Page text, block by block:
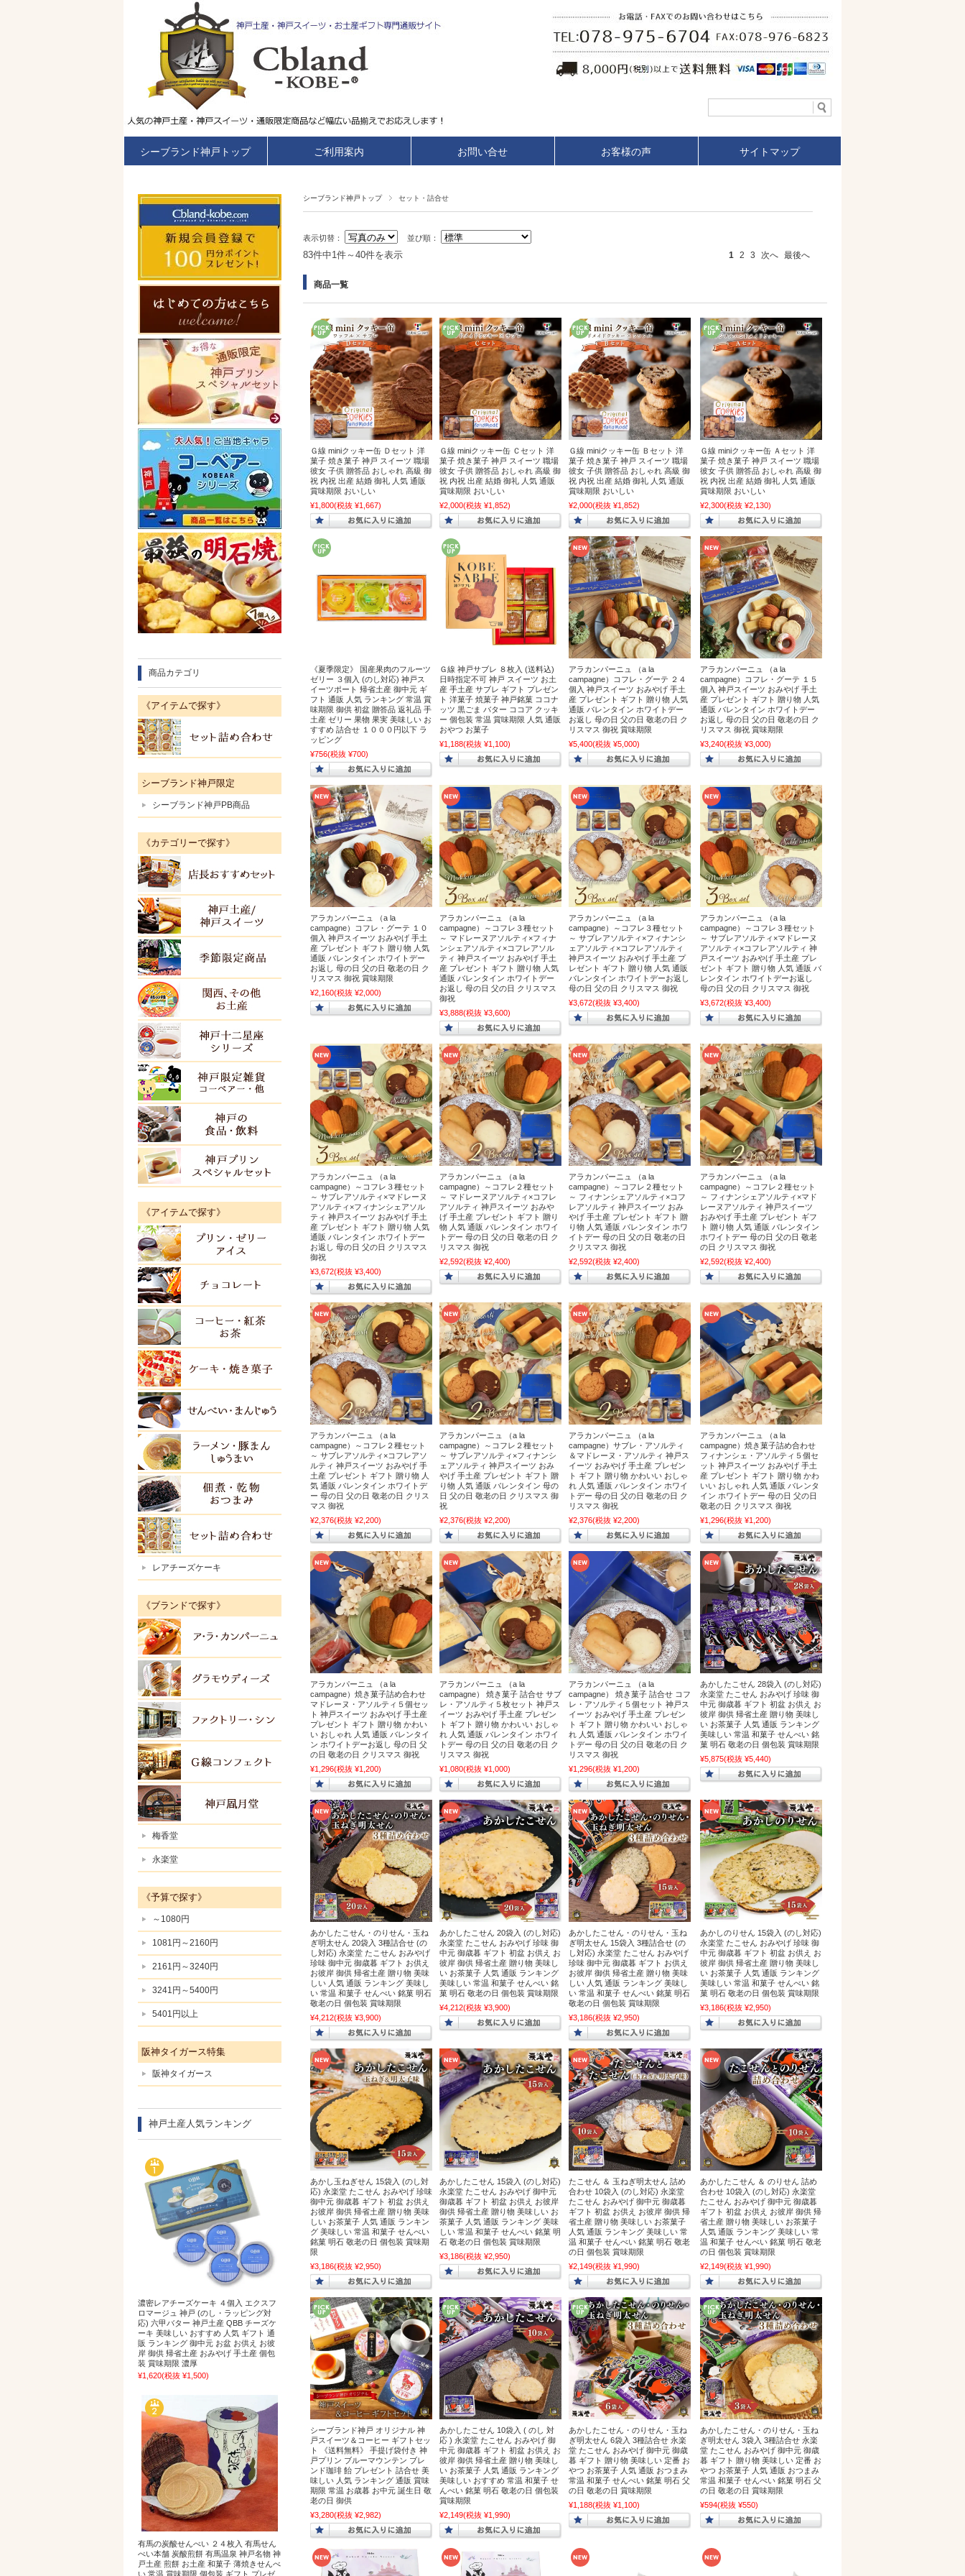
シーブランド神戸トップ ご利用案内 お問い合せ お客様の声 サイトマップ
シーブランド神戸トップ セット・詰合せ
表示切替： 並び順：
83件中1件～40件を表示 1 2 3 次へ 最後へ
商品一覧
Ｇ線 miniクッキー缶 Ｄセット 洋
菓子 焼き菓子 神戸 スイーツ 職場
彼女 子供 贈答品 おしゃれ 高級 御
祝 内祝 出産 結婚 御礼 人気 通販
賞味期限 おいしい
¥1,800(税抜 ¥1,667)
Ｇ線 miniクッキー缶 Ｃセット 洋
菓子 焼き菓子 神戸 スイーツ 職場
彼女 子供 贈答品 おしゃれ 高級 御
祝 内祝 出産 結婚 御礼 人気 通販
賞味期限 おいしい
¥2,000(税抜 ¥1,852)
Ｇ線 miniクッキー缶 Ｂセット 洋
菓子 焼き菓子 神戸 スイーツ 職場
彼女 子供 贈答品 おしゃれ 高級 御
祝 内祝 出産 結婚 御礼 人気 通販
賞味期限 おいしい
¥2,000(税抜 ¥1,852)
Ｇ線 miniクッキー缶 Ａセット 洋
菓子 焼き菓子 神戸 スイーツ 職場
彼女 子供 贈答品 おしゃれ 高級 御
祝 内祝 出産 結婚 御礼 人気 通販
賞味期限 おいしい
¥2,300(税抜 ¥2,130)
《夏季限定》 国産果肉のフルーツ
ゼリー ３個入 (のし対応) 神戸ス
イーツポート 帰省土産 御中元 ギ
フト 通販 人気 ランキング 常温 賞
味期限 御供 初盆 贈答品 返礼品 手
土産 ゼリー 果物 果実 美味しい お
すすめ 詰合せ １０００円以下 ラ
ッピング
¥756(税抜 ¥700)
Ｇ線 神戸サブレ ８枚入 (送料込)
日時指定不可 神戸 スイーツ お土
産 手土産 サブレ ギフト プレゼン
ト 洋菓子 焼菓子 神戸銘菓 ココナ
ッツ 黒ごま バター ココア クッキ
ー 個包装 常温 賞味期限 人気 通販
おやつ お菓子
¥1,188(税抜 ¥1,100)
アラカンパーニュ （a la
campagne）コフレ・グーテ ２４
個入 神戸スイーツ おみやげ 手土
産 プレゼント ギフト 贈り物 人気
通販 バレンタイン ホワイトデー
お返し 母の日 父の日 敬老の日 ク
リスマス 御祝 賞味期限
¥5,400(税抜 ¥5,000)
アラカンパーニュ （a la
campagne）コフレ・グーテ １５
個入 神戸スイーツ おみやげ 手土
産 プレゼント ギフト 贈り物 人気
通販 バレンタイン ホワイトデー
お返し 母の日 父の日 敬老の日 ク
リスマス 御祝 賞味期限
¥3,240(税抜 ¥3,000)
アラカンパーニュ （a la
campagne）コフレ・グーテ １０
個入 神戸スイーツ おみやげ 手土
産 プレゼント ギフト 贈り物 人気
通販 バレンタイン ホワイトデー
お返し 母の日 父の日 敬老の日 ク
リスマス 御祝 賞味期限
¥2,160(税抜 ¥2,000)
アラカンパーニュ （a la
campagne）～コフレ３種セット
～ マドレーヌアソルティ×フィナ
ンシェアソルティ×コフレアソル
ティ 神戸スイーツ おみやげ 手土
産 プレゼント ギフト 贈り物 人気
通販 バレンタイン ホワイトデー
お返し 母の日 父の日 クリスマス
御祝
¥3,888(税抜 ¥3,600)
アラカンパーニュ （a la
campagne）～コフレ３種セット
～ サブレアソルティ×フィナンシ
ェアソルティ×コフレアソルティ
神戸スイーツ おみやげ 手土産 プ
レゼント ギフト 贈り物 人気 通販
バレンタイン ホワイトデーお返し
母の日 父の日 クリスマス 御祝
¥3,672(税抜 ¥3,400)
アラカンパーニュ （a la
campagne）～コフレ３種セット
～ サブレアソルティ×マドレーヌ
アソルティ×コフレアソルティ 神
戸スイーツ おみやげ 手土産 プレ
ゼント ギフト 贈り物 人気 通販 バ
レンタイン ホワイトデーお返し
母の日 父の日 クリスマス 御祝
¥3,672(税抜 ¥3,400)
アラカンパーニュ （a la
campagne）～コフレ３種セット
～ サブレアソルティ×マドレーヌ
アソルティ×フィナンシェアソル
ティ 神戸スイーツ おみやげ 手土
産 プレゼント ギフト 贈り物 人気
通販 バレンタイン ホワイトデー
お返し 母の日 父の日 クリスマス
御祝
¥3,672(税抜 ¥3,400)
アラカンパーニュ （a la
campagne）～コフレ２種セット
～ マドレーヌアソルティ×コフレ
アソルティ 神戸スイーツ おみや
げ 手土産 プレゼント ギフト 贈り
物 人気 通販 バレンタイン ホワイ
トデー 母の日 父の日 敬老の日 ク
リスマス 御祝
¥2,592(税抜 ¥2,400)
アラカンパーニュ （a la
campagne）～コフレ２種セット
～ フィナンシェアソルティ×コフ
レアソルティ 神戸スイーツ おみ
やげ 手土産 プレゼント ギフト 贈
り物 人気 通販 バレンタイン ホワ
イトデー 母の日 父の日 敬老の日
クリスマス 御祝
¥2,592(税抜 ¥2,400)
アラカンパーニュ （a la
campagne）～コフレ２種セット
～ フィナンシェアソルティ×マド
レーヌアソルティ 神戸スイーツ
おみやげ 手土産 プレゼント ギフ
ト 贈り物 人気 通販 バレンタイン
ホワイトデー 母の日 父の日 敬老
の日 クリスマス 御祝
¥2,592(税抜 ¥2,400)
アラカンパーニュ （a la
campagne）～コフレ２種セット
～ サブレアソルティ×コフレアソ
ルティ 神戸スイーツ おみやげ 手
土産 プレゼント ギフト 贈り物 人
気 通販 バレンタイン ホワイトデ
ー 母の日 父の日 敬老の日 クリス
マス 御祝
¥2,376(税抜 ¥2,200)
アラカンパーニュ （a la
campagne）～コフレ２種セット
～ サブレアソルティ×フィナンシ
ェアソルティ 神戸スイーツ おみ
やげ 手土産 プレゼント ギフト 贈
り物 人気 通販 バレンタイン 母の
日 父の日 敬老の日 クリスマス 御
祝
¥2,376(税抜 ¥2,200)
アラカンパーニュ （a la
campagne）サブレ・アソルティ
＆マドレーヌ・アソルティ 神戸ス
イーツ おみやげ 手土産 プレゼン
ト ギフト 贈り物 かわいい おしゃ
れ 人気 通販 バレンタイン ホワイ
トデー 母の日 父の日 敬老の日 ク
リスマス 御祝
¥2,376(税抜 ¥2,200)
アラカンパーニュ （a la
campagne）焼き菓子詰め合わせ
フィナンシェ・アソルティ５個セ
ット 神戸スイーツ おみやげ 手土
産 プレゼント ギフト 贈り物 かわ
いい おしゃれ 人気 通販 バレンタ
イン ホワイトデー 母の日 父の日
敬老の日 クリスマス 御祝
¥1,296(税抜 ¥1,200)
アラカンパーニュ （a la
campagne）焼き菓子詰め合わせ
マドレーヌ・アソルティ５個セッ
ト 神戸スイーツ おみやげ 手土産
プレゼント ギフト 贈り物 かわい
い おしゃれ 人気 通販 バレンタイ
ン ホワイトデーお返し 母の日 父
の日 敬老の日 クリスマス 御祝
¥1,296(税抜 ¥1,200)
アラカンパーニュ （a la
campagne） 焼き菓子 詰合せ サブ
レ・アソルティ５枚セット 神戸ス
イーツ おみやげ 手土産 プレゼン
ト ギフト 贈り物 かわいい おしゃ
れ 人気 通販 バレンタイン ホワイ
トデー 母の日 父の日 敬老の日 ク
リスマス 御祝
¥1,080(税抜 ¥1,000)
アラカンパーニュ （a la
campagne） 焼き菓子 詰合せ コフ
レ・アソルティ５個セット 神戸ス
イーツ おみやげ 手土産 プレゼン
ト ギフト 贈り物 かわいい おしゃ
れ 人気 通販 バレンタイン ホワイ
トデー 母の日 父の日 敬老の日 ク
リスマス 御祝
¥1,296(税抜 ¥1,200)
あかしたこせん 28袋入 (のし対応)
永楽堂 たこせん おみやげ 珍味 御
中元 御歳暮 ギフト 初盆 お供え お
彼岸 御供 帰省土産 贈り物 美味し
い お茶菓子 人気 通販 ランキング
美味しい 常温 和菓子 せんべい 銘
菓 明石 敬老の日 個包装 賞味期限
¥5,875(税抜 ¥5,440)
あかしたこせん・のりせん・玉ね
ぎ明太せん 20袋入 3種詰合せ (の
し対応) 永楽堂 たこせん おみやげ
珍味 御中元 御歳暮 ギフト お供え
お彼岸 御供 帰省土産 贈り物 美味
しい 人気 通販 ランキング 美味し
い 常温 和菓子 せんべい 銘菓 明石
敬老の日 個包装 賞味期限
¥4,212(税抜 ¥3,900)
あかしたこせん 20袋入 (のし対応)
永楽堂 たこせん おみやげ 珍味 御
中元 御歳暮 ギフト 初盆 お供え お
彼岸 御供 帰省土産 贈り物 美味し
い お茶菓子 人気 通販 ランキング
美味しい 常温 和菓子 せんべい 銘
菓 明石 敬老の日 個包装 賞味期限
¥4,212(税抜 ¥3,900)
あかしたこせん・のりせん・玉ね
ぎ明太せん 15袋入 3種詰合せ (の
し対応) 永楽堂 たこせん おみやげ
珍味 御中元 御歳暮 ギフト お供え
お彼岸 御供 帰省土産 贈り物 美味
しい 人気 通販 ランキング 美味し
い 常温 和菓子 せんべい 銘菓 明石
敬老の日 個包装 賞味期限
¥3,186(税抜 ¥2,950)
あかしのりせん 15袋入 (のし対応)
永楽堂 たこせん おみやげ 珍味 御
中元 御歳暮 ギフト 初盆 お供え お
彼岸 御供 帰省土産 贈り物 美味し
い お茶菓子 人気 通販 ランキング
美味しい 常温 和菓子 せんべい 銘
菓 明石 敬老の日 個包装 賞味期限
¥3,186(税抜 ¥2,950)
あかし玉ねぎせん 15袋入 (のし対
応) 永楽堂 たこせん おみやげ 珍味
御中元 御歳暮 ギフト 初盆 お供え
お彼岸 御供 帰省土産 贈り物 美味
しい お茶菓子 人気 通販 ランキン
グ 美味しい 常温 和菓子 せんべい
銘菓 明石 敬老の日 個包装 賞味期
限
¥3,186(税抜 ¥2,950)
あかしたこせん 15袋入 (のし対応)
永楽堂 たこせん おみやげ 御中元
御歳暮 ギフト 初盆 お供え お彼岸
御供 帰省土産 贈り物 美味しい お
茶菓子 人気 通販 ランキング 美味
しい 常温 和菓子 せんべい 銘菓 明
石 敬老の日 個包装 賞味期限
¥3,186(税抜 ¥2,950)
たこせん ＆ 玉ねぎ明太せん 詰め
合わせ 10袋入 (のし対応) 永楽堂
たこせん おみやげ 御中元 御歳暮
ギフト 初盆 お供え お彼岸 御供 帰
省土産 贈り物 美味しい お茶菓子
人気 通販 ランキング 美味しい 常
温 和菓子 せんべい 銘菓 明石 敬老
の日 個包装 賞味期限
¥2,149(税抜 ¥1,990)
あかしたこせん ＆ のりせん 詰め
合わせ 10袋入 (のし対応) 永楽堂
たこせん おみやげ 御中元 御歳暮
ギフト 初盆 お供え お彼岸 御供 帰
省土産 贈り物 美味しい お茶菓子
人気 通販 ランキング 美味しい 常
温 和菓子 せんべい 銘菓 明石 敬老
の日 個包装 賞味期限
¥2,149(税抜 ¥1,990)
シーブランド神戸 オリジナル 神
戸スイーツ＆コーヒー ギフトセッ
ト 《送料無料》 手提げ袋付き 神
戸プリン ブルーマウンテン ブレ
ンド珈琲 飴 プレゼント 詰合せ 美
味しい 人気 ランキング 通販 賞味
期限 常温 お歳暮 お中元 誕生日 敬
老の日 御供
¥3,280(税抜 ¥2,982)
あかしたこせん 10袋入 ( のし 対
応 ) 永楽堂 たこせん おみやげ 御
中元 御歳暮 ギフト 初盆 お供え お
彼岸 御供 帰省土産 贈り物 美味し
い お茶菓子 人気 通販 ランキング
美味しい おすすめ 常温 和菓子 せ
んべい 銘菓 明石 敬老の日 個包装
賞味期限
¥2,149(税抜 ¥1,990)
あかしたこせん・のりせん・玉ね
ぎ明太せん 6袋入 3種詰合せ 永楽
堂 たこせん おみやげ 御中元 御歳
暮 ギフト 贈り物 美味しい 定番 お
やつ お茶菓子 人気 通販 おつまみ
常温 和菓子 せんべい 銘菓 明石 父
の日 敬老の日 賞味期限
¥1,188(税抜 ¥1,100)
あかしたこせん・のりせん・玉ね
ぎ明太せん 3袋入 3種詰合せ 永楽
堂 たこせん おみやげ 御中元 御歳
暮 ギフト 贈り物 美味しい 定番 お
やつ お茶菓子 人気 通販 おつまみ
常温 和菓子 せんべい 銘菓 明石 父
の日 敬老の日 賞味期限
¥594(税抜 ¥550)
商品カテゴリ
《アイテムで探す》
セット・詰合せ
シーブランド神戸限定
シーブランド神戸PB商品
《カテゴリーで探す》
店長おすすめセット
神戸土産・神戸スイーツ
季節限定商品
関西・その他のお土産
神戸限定雑貨
神戸の食品・飲料
神戸プリンスペシャルセット
《アイテムで探す》
プリン・ゼリー・アイス
チョコレート
紅茶・コーヒー・お茶
ケーキ・クッキー・焼菓子
せんべい・まんじゅう
ラーメン・豚まん・しゅうまい
佃煮・乾物・おつまみ・調味料
セット・詰合せ
レアチーズケーキ
《ブランドで探す》
アラカンパーニュ
ファクトリーシン
Ｇ線コンフェクト
神戸風月堂
梅香堂
永楽堂
《予算で探す》
～1080円
1081円～2160円
2161円～3240円
3241円～5400円
5401円以上
阪神タイガース特集
阪神タイガース
神戸土産人気ランキング
濃密レアチーズケーキ ４個入 エクスフ
ロマージュ 神戸 (のし・ラッピング対
応) 六甲バター 神戸土産 QBB チーズケ
ーキ 美味しい おすすめ 人気 ギフト 通
販 ランキング 御中元 お盆 お供え お彼
岸 御供 帰省土産 おみやげ 手土産 個包
装 賞味期限 濃厚
¥1,620(税抜 ¥1,500)
有馬の炭酸せんべい ２４枚入 有馬せん
べい本舗 炭酸煎餅 有馬温泉 神戸名物 神
戸土産 煎餅 お土産 和菓子 薄焼きせんべ
い 常温 賞味期限 個包装 ギフト プレゼ